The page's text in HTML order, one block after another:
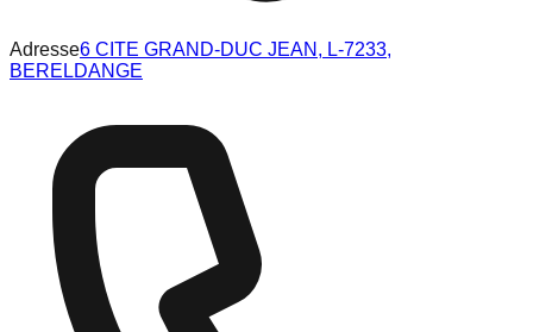
Adresse6 CITE GRAND-DUC JEAN, L-7233,
BERELDANGE